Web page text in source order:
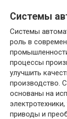
Системы
Системы
роль в
процессы
улучшить
производство.
основаны на
приводы и